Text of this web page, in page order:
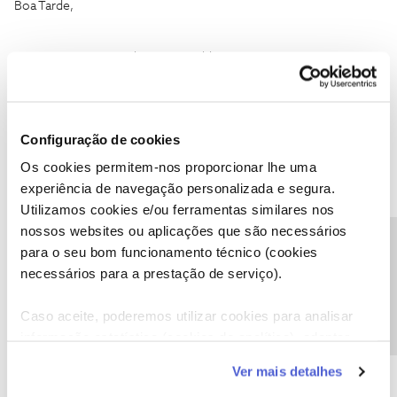
Configuração de cookies
Os cookies permitem-nos proporcionar lhe uma
experiência de navegação personalizada e segura.
Utilizamos cookies e/ou ferramentas similares nos
nossos websites ou aplicações que são necessários
para o seu bom funcionamento técnico (cookies
necessários para a prestação de serviço).
Caso aceite, poderemos utilizar cookies para analisar
funcionalidades (cookies de personalização e
Ver mais detalhes
Boa Tarde,
Disseram-me que apenas a conta principal consegue aceder à
Isto confirma-se?
Se os outros utilizadores tiverem permissões deveriam
conseguir,
qual e o erro?